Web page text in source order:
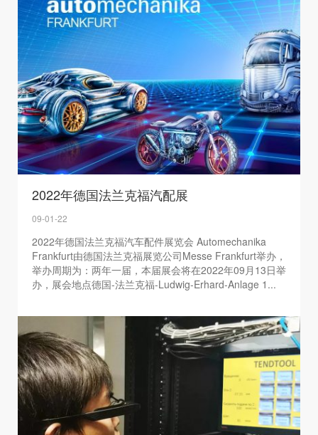
2022年德国法兰克福汽配展
09-01-22
2022年德国法兰克福汽车配件展览会 Automechanika
Frankfurt由德国法兰克福展览公司Messe Frankfurt举办，
举办周期为：两年一届，本届展会将在2022年09月13日举
办，展会地点德国-法兰克福-Ludwig-Erhard-Anlage 1...